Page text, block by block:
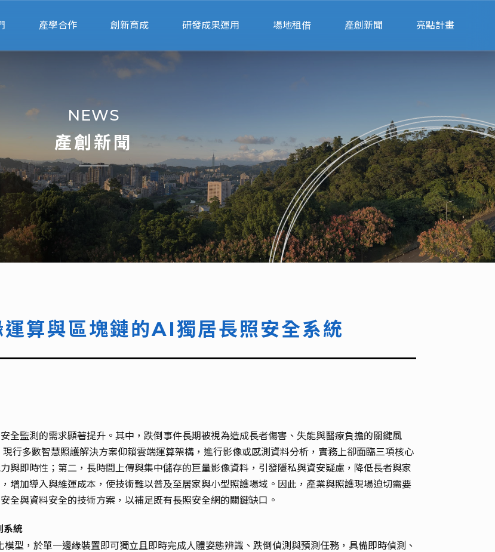
產學合作
專利搜尋
專家媒合
計畫徵求
創新育成
申請進駐
研發成果運用
校園智財
法規表單
場地租借
場地預約系統
聯絡我們
產創新聞 亮點計畫
NEWS
產創新聞
運算與區塊鏈的AI獨居長照安全系統
全監測的需求顯著提升。其中，跌倒事件長期被視為造成長者傷害、失能與醫療負擔的關鍵風
行多數智慧照護解決方案仰賴雲端運算架構，進行影像或感測資料分析，實務上卻面臨三項核心
與即時性；第二，長時間上傳與集中儲存的巨量影像資料，引發隱私與資安疑慮，降低長者與家
增加導入與維運成本，使技術難以普及至居家與小型照護場域。因此，產業與照護現場迫切需要
全與資料安全的技術方案，以補足既有長照安全網的關鍵缺口。
系統
型，於單一邊緣裝置即可獨立且即時完成人體姿態辨識、跌倒偵測與預測任務，具備即時偵測、